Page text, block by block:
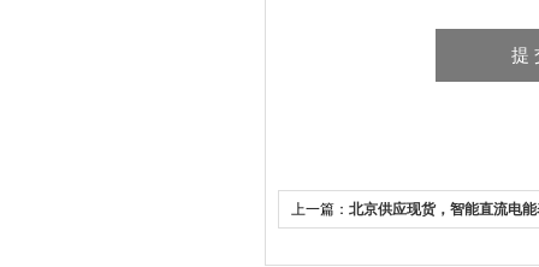
上一篇： 北京供应现货，智能直流电